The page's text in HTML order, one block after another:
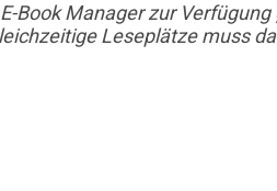
Book Manager zur
Leseplätze muss